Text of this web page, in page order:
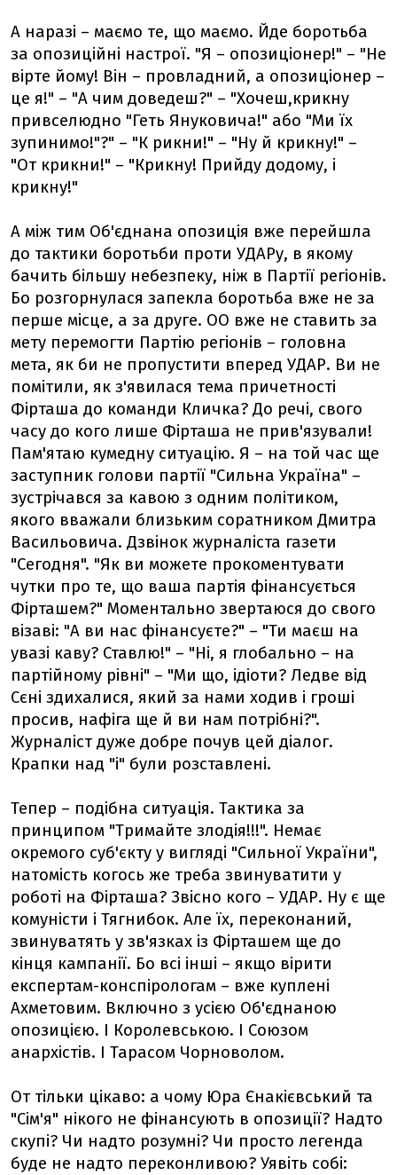
А наразі – маємо те, що маємо. Йде боротьба
за опозиційні настрої. "Я – опозиціонер!" – "Не
вірте йому! Він – провладний, а опозиціонер –
це я!" – "А чим доведеш?" – "Хочеш,крикну
привселюдно "Геть Януковича!" або "Ми їх
зупинимо!"?" – "К рикни!" – "Ну й крикну!" –
"От крикни!" – "Крикну! Прийду додому, і
крикну!"
А між тим Об'єднана опозиція вже перейшла
до тактики боротьби проти УДАРу, в якому
бачить більшу небезпеку, ніж в Партії регіонів.
Бо розгорнулася запекла боротьба вже не за
перше місце, а за друге. ОО вже не ставить за
мету перемогти Партію регіонів – головна
мета, як би не пропустити вперед УДАР. Ви не
помітили, як з'явилася тема причетності
Фірташа до команди Кличка? До речі, свого
часу до кого лише Фірташа не прив'язували!
Пам'ятаю кумедну ситуацію. Я – на той час ще
заступник голови партії "Сильна Україна" –
зустрічався за кавою з одним політиком,
якого вважали близьким соратником Дмитра
Васильовича. Дзвінок журналіста газети
"Сегодня". "Як ви можете прокоментувати
чутки про те, що ваша партія фінансується
Фірташем?" Моментально звертаюся до свого
візаві: "А ви нас фінансуєте?" – "Ти маєш на
увазі каву? Ставлю!" – "Ні, я глобально – на
партійному рівні" – "Ми що, ідіоти? Ледве від
Сєні здихалися, який за нами ходив і гроші
просив, нафіга ще й ви нам потрібні?".
Журналіст дуже добре почув цей діалог.
Крапки над "і" були розставлені.
Тепер – подібна ситуація. Тактика за
принципом "Тримайте злодія!!!". Немає
окремого суб'єкту у вигляді "Сильної України",
натомість когось же треба звинуватити у
роботі на Фірташа? Звісно кого – УДАР. Ну є ще
комуністи і Тягнибок. Але їх, переконаний,
звинуватять у зв'язках із Фірташем ще до
кінця кампанії. Бо всі інші – якщо вірити
експертам-конспірологам – вже куплені
Ахметовим. Включно з усією Об'єднаною
опозицією. І Королевською. І Союзом
анархістів. І Тарасом Чорноволом.
От тільки цікаво: а чому Юра Єнакієвський та
"Сім'я" нікого не фінансують в опозиції? Надто
скупі? Чи надто розумні? Чи просто легенда
буде не надто переконливою? Уявіть собі: